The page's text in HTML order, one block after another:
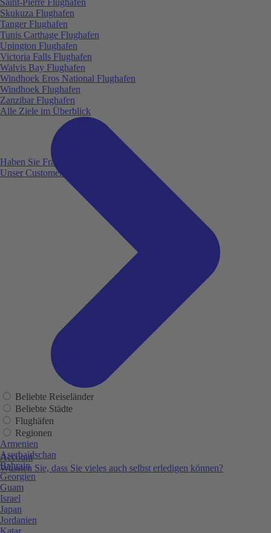
Haben Sie Fragen?
Unser Customer Service ist für Sie da!
Account
Wussten Sie, dass Sie vieles auch selbst erledigen können?
Skukuza Flughafen
Tanger Flughafen
Tunis Carthage Flughafen
Upington Flughafen
Victoria Falls Flughafen
Walvis Bay Flughafen
Windhoek Eros National Flughafen
Windhoek Flughafen
Zanzibar Flughafen
Alle Ziele im Überblick
Beliebte Reiseländer
Beliebte Städte
Flughäfen
Regionen
Armenien
Aserbaidschan
Bahrain
Georgien
Guam
Israel
Japan
Jordanien
Katar